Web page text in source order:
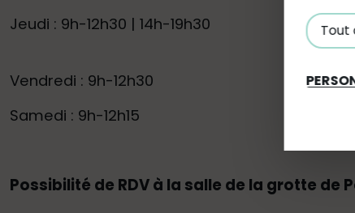
Jeudi : 9h-12h30 | 14h-19h30
Vendredi : 9h-12h30
Samedi : 9h-12h15
Possibilité de RDV à la salle de la grotte de